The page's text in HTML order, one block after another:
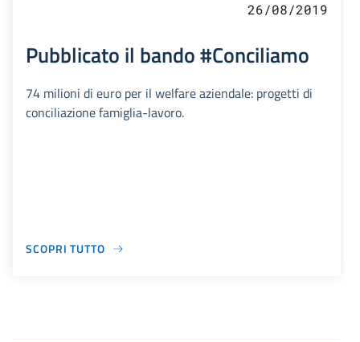
26/08/2019
Pubblicato il bando #Conciliamo
74 milioni di euro per il welfare aziendale: progetti di
conciliazione famiglia-lavoro.
SCOPRI TUTTO